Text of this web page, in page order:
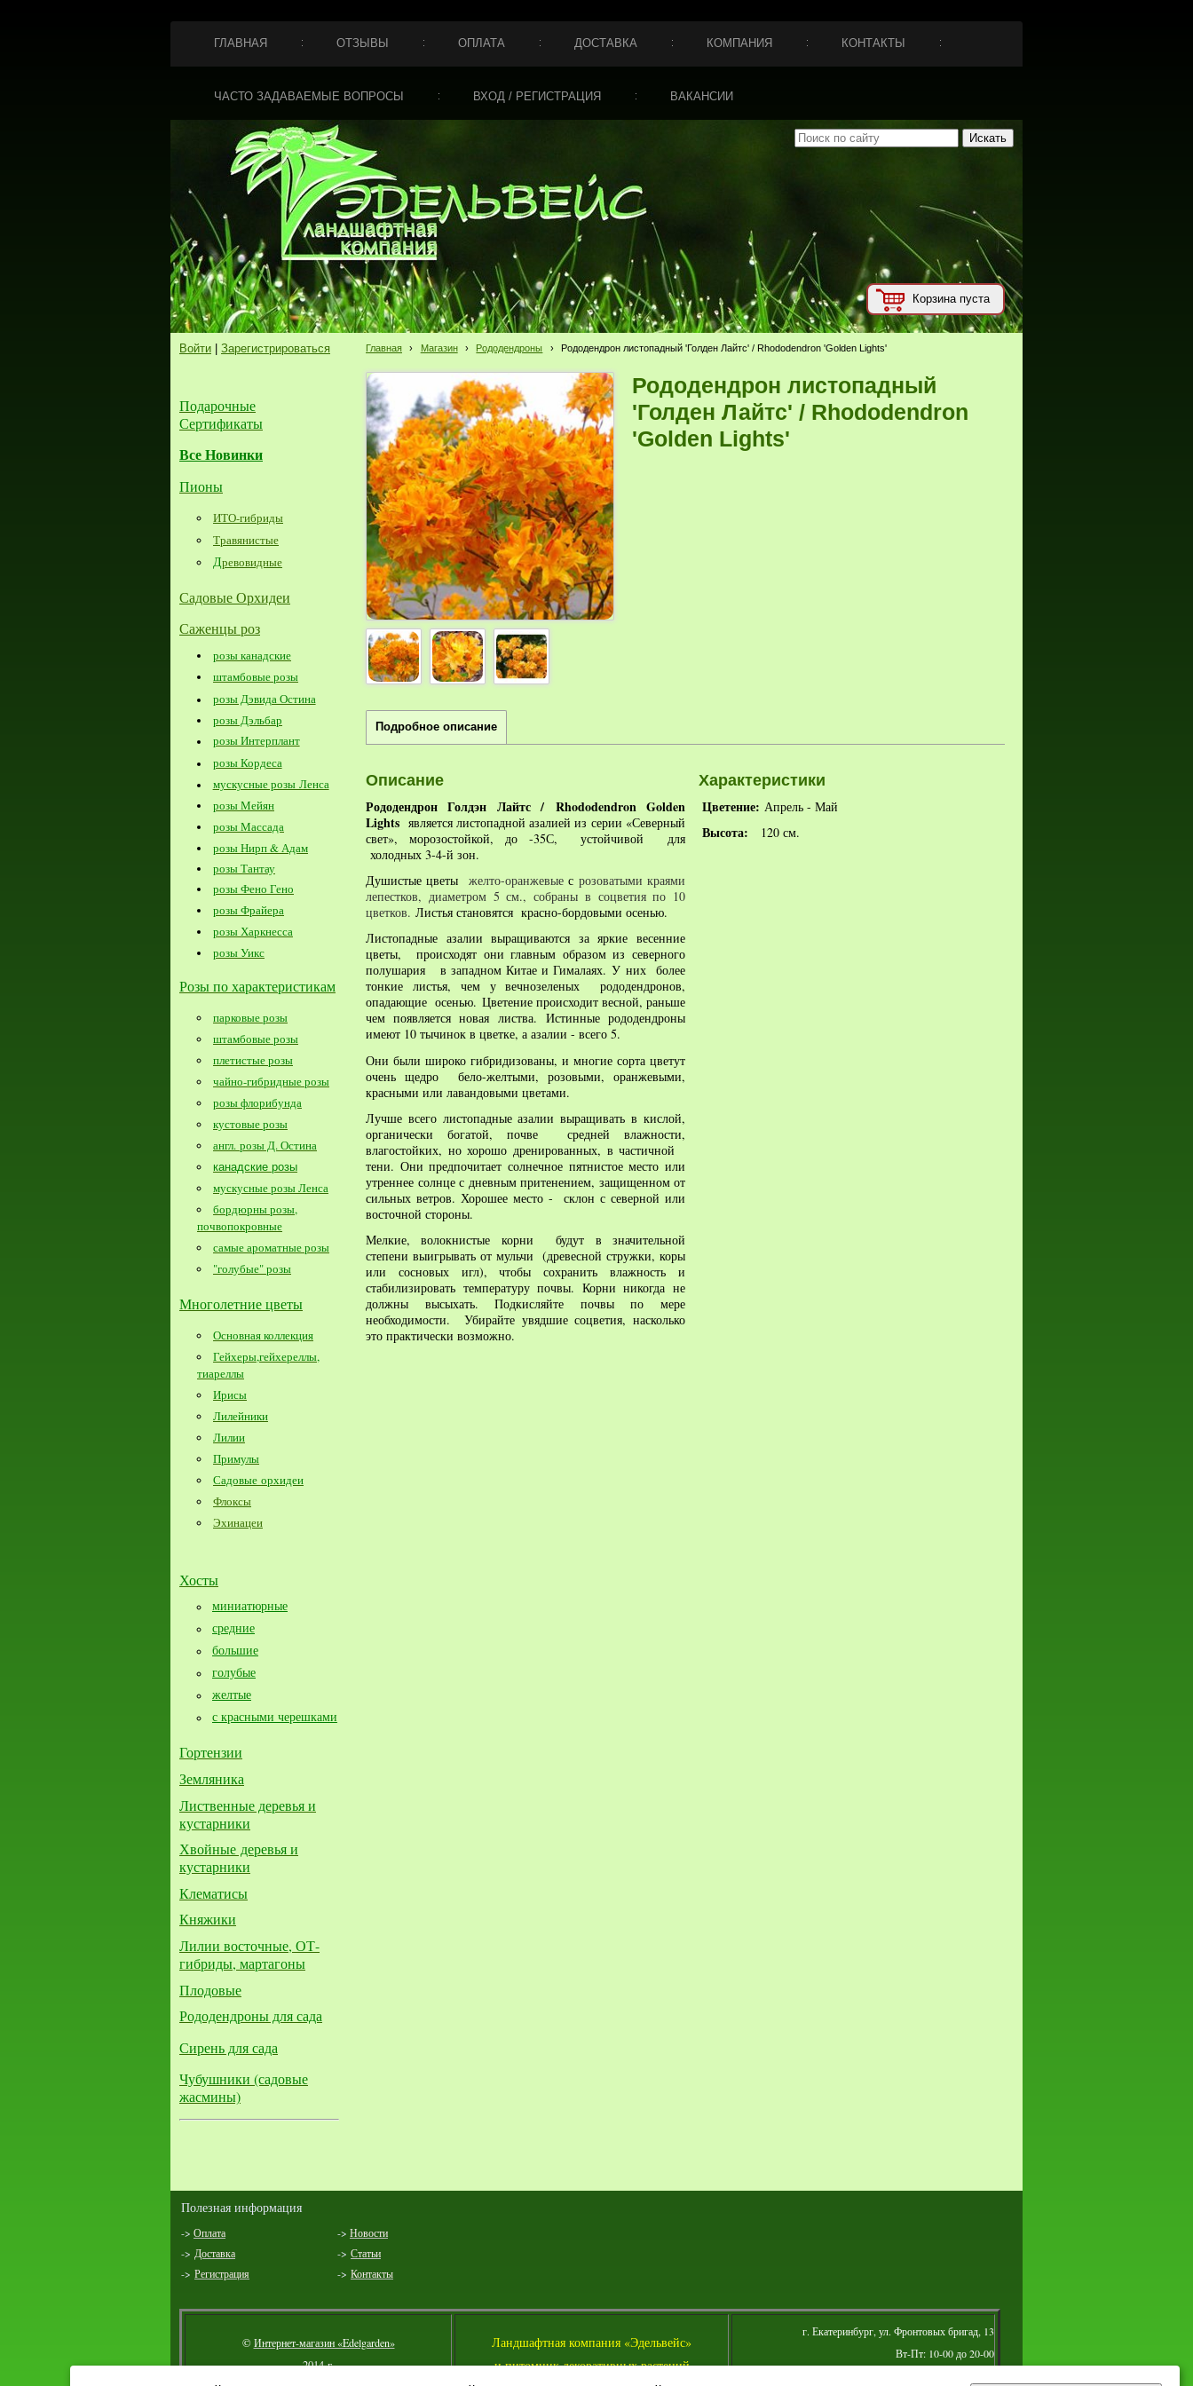
ГЛАВНАЯ ОТЗЫВЫ ОПЛАТА ДОСТАВКА КОМПАНИЯ КОНТАКТЫ
ЧАСТО ЗАДАВАЕМЫЕ ВОПРОСЫ ВХОД / РЕГИСТРАЦИЯ ВАКАНСИИ
Корзина пуста
Войти Зарегистрироваться
Подарочные
Сертификаты
Все Новинки
Пионы
ИТО-гибриды
Травянистые
Древовидные
Садовые Орхидеи
Саженцы роз
розы канадские
штамбовые розы
розы Дэвида Остина
розы Дэльбар
розы Интерплант
розы Кордеса
мускусные розы Ленса
розы Мейян
розы Массада
розы Нирп & Адам
розы Тантау
розы Фено Гено
розы Фрайера
розы Харкнесса
розы Уикс
Розы по характеристикам
парковые розы
штамбовые розы
плетистые розы
чайно-гибридные розы
розы флорибунда
кустовые розы
англ. розы Д. Остина
канадские розы
мускусные розы Ленса
бордюрны розы,
почвопокровные
самые ароматные розы
"голубые" розы
Многолетние цветы
Основная коллекция
Гейхеры,гейхереллы,
тиареллы
Ирисы
Лилейники
Лилии
Примулы
Садовые орхидеи
Флоксы
Эхинацеи
Хосты
миниатюрные
средние
большие​
голубые
желтые
с красными черешками
Гортензии
Земляника
Лиственные деревья и
кустарники
Хвойные деревья и
кустарники
Клематисы
Княжики
Лилии восточные, ОТ-
гибриды, мартагоны
Плодовые
Рододендроны для сада
Сирень для сада
Чубушники (садовые
жасмины)
Главная › Магазин › Рододендроны › Рододендрон листопадный 'Голден Лайтс' / Rhododendron 'Golden Lights'
Рододендрон листопадный
'Голден Лайтс' / Rhododendron
'Golden Lights'
Подробное описание
Описание Характеристики
Рододендрон Голдэн Лайтс / Rhododendron Golden
Lights является листопадной азалией из серии «Северный
свет», морозостойкой, до -35С, устойчивой для
холодных 3-4-й зон.
Душистые цветы желто-оранжевые с розоватыми краями
лепестков, диаметром 5 см., собраны в соцветия по 10
цветков. Листья становятся красно-бордовыми осенью.
Листопадные азалии выращиваются за яркие весенние
цветы, происходят они главным образом из северного
полушария в западном Китае и Гималаях.У них более
тонкие листья, чем у вечнозеленых рододендронов,
опадающие осенью. Цветение происходит весной, раньше
чем появляется новая листва. Истинные рододендроны
имеют 10 тычинок в цветке, а азалии - всего 5.
Они были широко гибридизованы, и многие сорта цветут
очень щедро бело-желтыми, розовыми, оранжевыми,
красными или лавандовыми цветами.
Лучше всего листопадные азалии выращивать в кислой,
органически богатой, почве средней влажности,
влагостойких, но хорошо дренированных, в частичной
тени. Они предпочитает солнечное пятнистое место или
утреннее солнце с дневным притенением, защищенном от
сильных ветров. Хорошее место - склон с северной или
восточной стороны.
Мелкие, волокнистые корни будут в значительной
степени выигрывать от мульчи (древесной стружки, коры
или сосновых игл), чтобы сохранить влажность и
стабилизировать температуру почвы. Корни никогда не
должны высыхать. Подкисляйте почвы по мере
необходимости. Убирайте увядшие соцветия, насколько
это практически возможно.
Цветение: Апрель - Май
Высота: 120 см.
Полезная информация
-> Оплата -> Новости
-> Доставка -> Статьи
-> Регистрация -> Контакты
©Интернет-магазин «Edelgarden»
2014 г.
Ландшафтная компания «Эдельвейс»
и питомник декоративных растений
г. Екатеринбург, ул. Фронтовых бригад, 13
Вт-Пт: 10-00 до 20-00